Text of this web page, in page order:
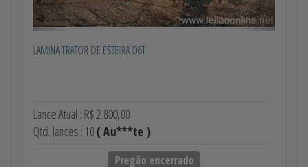
LAMINA TRATOR DE ESTEIRA D6T
Lance Atual : R$ 2.800,00
Qtd. lances : 10( Au***te )
Pregão encerrado